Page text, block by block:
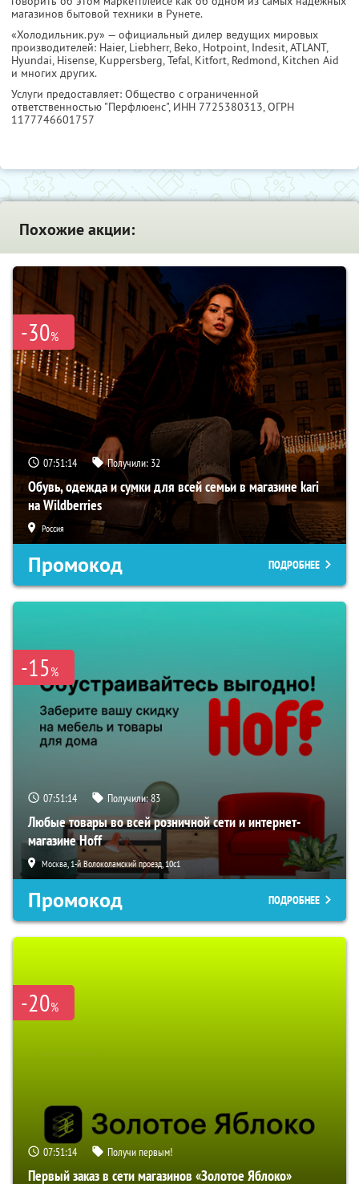
магазинов бытовой техники в Рунете.
«Холодильник.ру» — официальный дилер ведущих мировых
производителей: Haier, Liebherr, Beko, Hotpoint, Indesit, ATLANT,
Hyundai, Hisense, Kuppersberg, Tefal, Kitfort, Redmond, Kitchen Aid
и многих других.
Услуги предоставляет: Общество с ограниченной
ответственностью "Перфлюенс", ИНН 7725380313, ОГРН
1177746601757
Похожие акции:
-30%
07:51:13 Получили: 32
Обувь, одежда и сумки для всей семьи в магазине kari
на Wildberries
Россия
Промокод ПОДРОБНЕЕ
-15%
07:51:13 Получили:83
Любые товары во всей розничной сети и интернет-
магазине Hoff
Москва, 1-й Волоколамский проезд, 10с1
Промокод ПОДРОБНЕЕ
-20%
07:51:13 Получи первым!
Первый заказ в сети магазинов «Золотое Яблоко»